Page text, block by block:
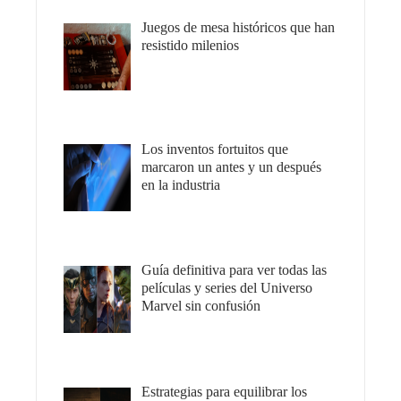
Juegos de mesa históricos que han
resistido milenios
Los inventos fortuitos que
marcaron un antes y un después
en la industria
Guía definitiva para ver todas las
películas y series del Universo
Marvel sin confusión
Estrategias para equilibrar los